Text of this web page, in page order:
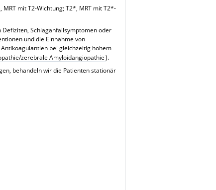
mit T2-Wichtung; T2*, MRT mit T2*-
Schlaganfallsymptomen oder
und die Einnahme von
bei gleichzeitig hohem
zerebrale Amyloidangiopathie).
behandeln wir die Patienten stationär